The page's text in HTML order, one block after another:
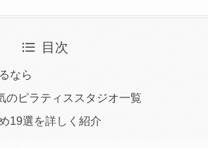
目次
なら
のピラティススタジオ一覧
19選を詳しく紹介